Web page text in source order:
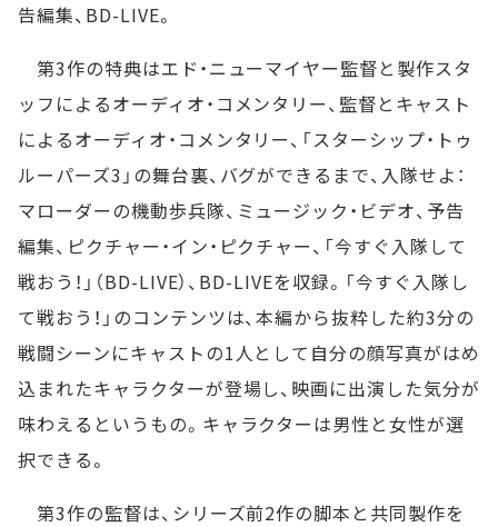
告編集、BD-LIVE。
第3作の特典はエド・ニューマイヤー監督と製作スタ
ッフによるオーディオ・コメンタリー、監督とキャスト
によるオーディオ・コメンタリー、「スターシップ・トゥ
ルーパーズ3」の舞台裏、バグができるまで、入隊せよ：
マローダーの機動歩兵隊、ミュージック・ビデオ、予告
編集、ピクチャー・イン・ピクチャー、「今すぐ入隊して
戦おう！」（BD-LIVE）、BD-LIVEを収録。「今すぐ入隊し
て戦おう！」のコンテンツは、本編から抜粋した約3分の
戦闘シーンにキャストの1人として自分の顔写真がはめ
込まれたキャラクターが登場し、映画に出演した気分が
味わえるというもの。キャラクターは男性と女性が選
択できる。
第3作の監督は、シリーズ前2作の脚本と共同製作を